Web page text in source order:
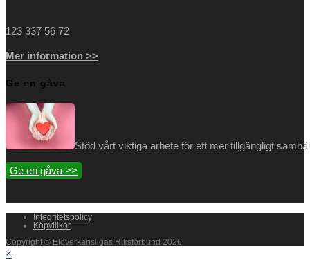
123 337 56 72
Mer information >>
Ge en gåva
Stöd vårt viktiga arbete för ett mer tillgängligt
Ge en gåva >>
Integritetspolicy
Köpvillkor
Copyright © Elöverkänsligas Riksförbund 2026
×